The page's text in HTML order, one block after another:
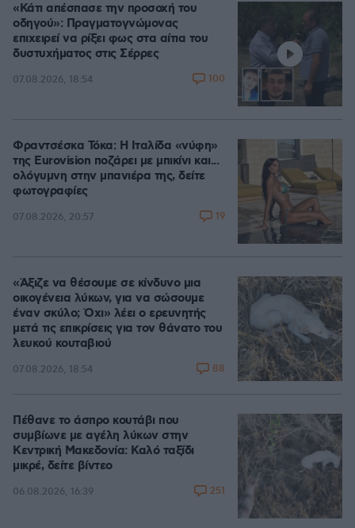
«Κάτι απέσπασε την προσοχή του
οδηγού»: Πραγματογνώμονας
επιχειρεί να ρίξει φως στα αίτια του
δυστυχήματος στις Σέρρες
07.08.2026, 18:54 100
Φραντσέσκα Τόκα: Η Ιταλίδα «νύφη»
της Eurovision ποζάρει με μπικίνι και...
ολόγυμνη στην μπανιέρα της, δείτε
φωτογραφίες
07.08.2026, 20:57 19
«Άξιζε να θέσουμε σε κίνδυνο μια
οικογένεια λύκων, για να σώσουμε
έναν σκύλο; Όχι» λέει ο ερευνητής
μετά τις επικρίσεις για τον θάνατο του
λευκού κουταβιού
07.08.2026, 18:54 88
Πέθανε το άσπρο κουτάβι που
συμβίωνε με αγέλη λύκων στην
Κεντρική Μακεδονία: Καλό ταξίδι
μικρέ, δείτε βίντεο
06.08.2026, 16:39 251